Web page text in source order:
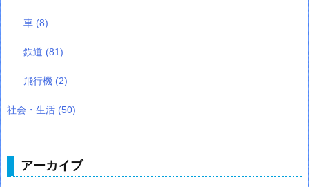
車 (8)
鉄道 (81)
飛行機 (2)
社会・生活 (50)
アーカイブ